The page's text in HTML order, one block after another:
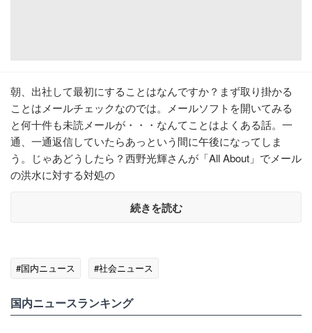
朝、出社して最初にすることはなんですか？まず取り掛かる
ことはメールチェックなのでは。メールソフトを開いてみる
と何十件も未読メールが・・・なんてことはよくある話。一
通、一通返信していたらあっという間に午後になってしま
う。じゃあどうしたら？西野光輝さんが「All About」でメール
の洪水に対する対処の
続きを読む
#国内ニュース #社会ニュース
国内ニュースランキング